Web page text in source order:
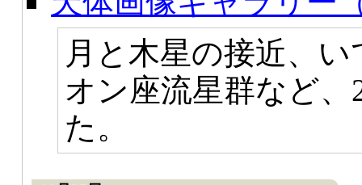
月と木星の接近、
オン座流星群など
た。